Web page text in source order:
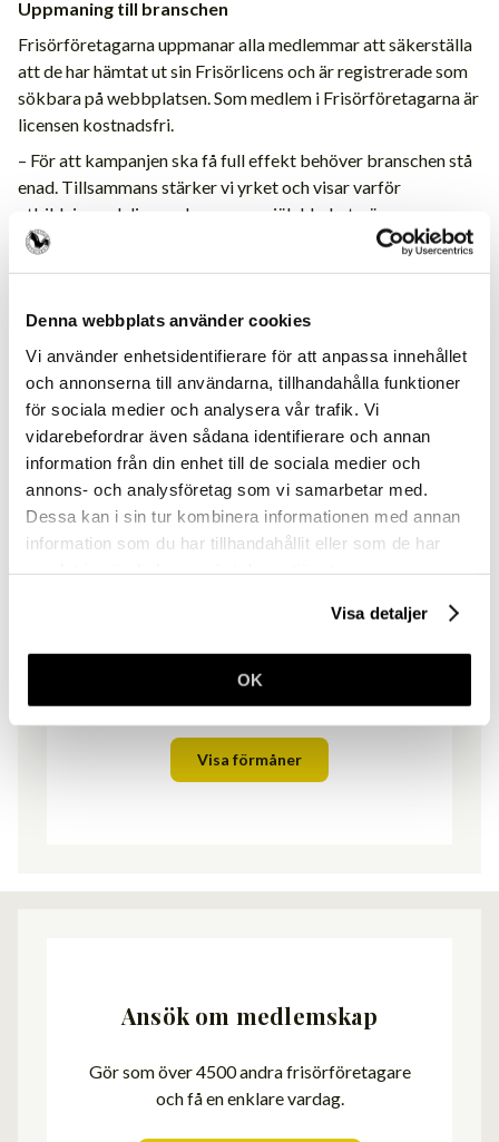
Denna webbplats använder cookies
Vi använder enhetsidentifierare för att anpassa innehållet
och annonserna till användarna, tillhandahålla funktioner
för sociala medier och analysera vår trafik. Vi
vidarebefordrar även sådana identifierare och annan
information från din enhet till de sociala medier och
annons- och analysföretag som vi samarbetar med.
Dessa kan i sin tur kombinera informationen med annan
information som du har tillhandahållit eller som de har
Visa detaljer
OK
Uppmaning till branschen
Frisörföretagarna uppmanar alla medlemmar att säkerställa
att de har hämtat ut sin Frisörlicens och är registrerade som
sökbara på webbplatsen. Som medlem i Frisörföretagarna är
licensen kostnadsfri.
– För att kampanjen ska få full effekt behöver branschen stå
enad. Tillsammans stärker vi yrket och visar varför
utbildning och licens ska vara en självklarhet, säger
Staffan Westman.
https://frisor.se/nyheter-podd/nu-lyfter-vi-
frisorlicensen-och-yrkets-status-ar-du-med
Medlemsförmåner
Fantastiska förmåner som passar alla. Ta del
Visa förmåner
Ansök om medlemskap
Gör som över 4500 andra frisörföretagare
och få en enklare vardag.